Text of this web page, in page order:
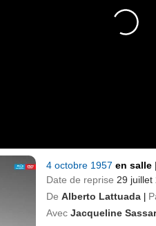
4 octobre 1957 en salle |
Date de reprise 29 juillet
De Alberto Lattuada |
Avec Jacqueline